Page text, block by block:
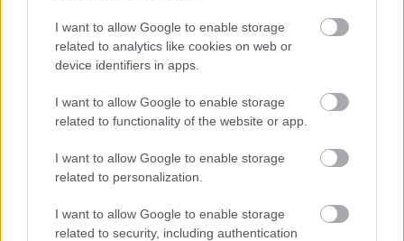
I want to allow Google to enable storage
related to analytics like cookies on web or
device identifiers in apps.
I want to allow Google to enable storage
related to functionality of the website or app.
I want to allow Google to enable storage
related to personalization.
I want to allow Google to enable storage
related to security, including authentication
ΔΟΛΟΦΟΝΙΑ GREEK MAFIA
Για να προσθέσεις το σχόλιο
σου πρέπει να συνδεθείς
στο my gazzetta!